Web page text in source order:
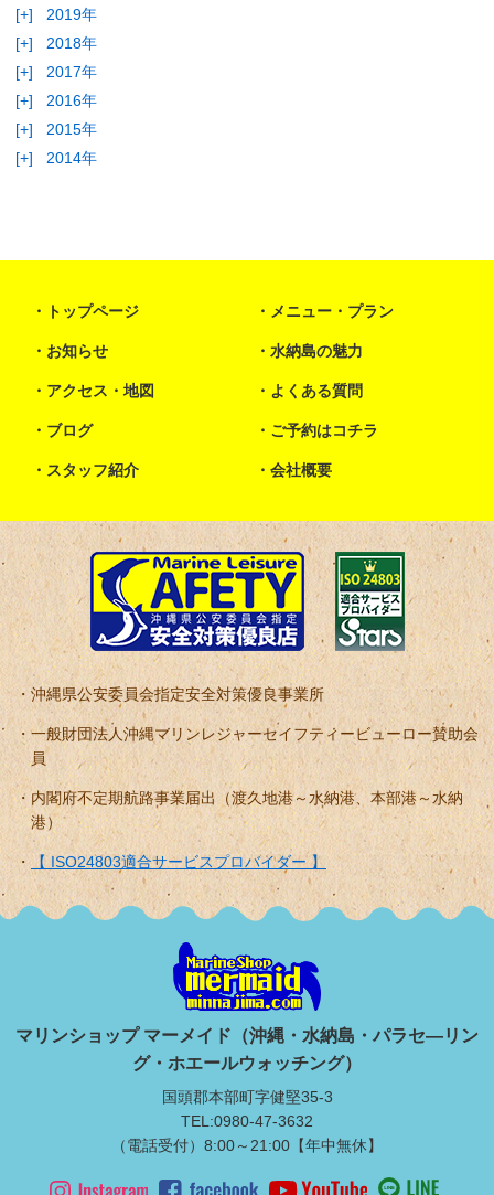
[+]
2019年
[+]
2018年
[+]
2017年
[+]
2016年
[+]
2015年
[+]
2014年
トップページ メニュー・プラン
お知らせ 水納島の魅力
アクセス・地図 よくある質問
ブログ ご予約はコチラ
スタッフ紹介 会社概要
沖縄県公安委員会指定安全対策優良事業所
一般財団法人沖縄マリンレジャーセイフティービューロー賛助会
員
内閣府不定期航路事業届出（渡久地港～水納港、本部港～水納
港）
【 ISO24803適合サービスプロバイダー 】
マリンショップ マーメイド（沖縄・水納島・パラセ―リン
グ・ホエールウォッチング）
国頭郡本部町字健堅35-3
TEL:0980-47-3632
（電話受付）8:00～21:00【年中無休】